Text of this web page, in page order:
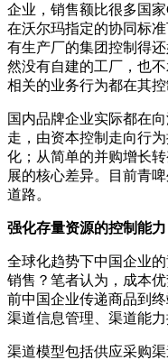
企业，销售额比很多国
在沃尔玛指定的协同标
有生产厂的集团控制得
然没有自建的工厂，也
相关的业务行为都在其控
国内品牌企业实际都在
走，由资本控制走向行
化；从简单的并购增长
展的核心差异。目前青
道路。
强化存量资源的控制能力
全球化趋势下中国企业
销售？笔者认为，成本
前中国企业传递商品到
渠道信息管理、渠道能
渠道模型包括供应采购